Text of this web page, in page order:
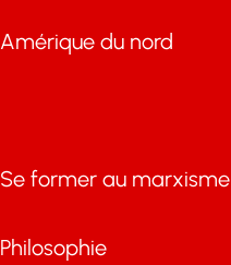
Amérique du nord
Se former au marxisme
Philosophie